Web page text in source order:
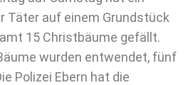
Täter auf einem Grundstück
15 Christbäume gefällt.
wurden entwendet, fünf
Polizei Ebern hat die